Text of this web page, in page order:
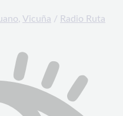
, Vicuña / Radio Ruta